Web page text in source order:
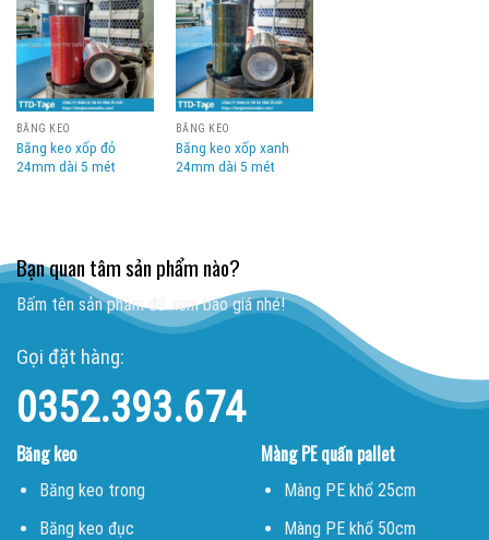
BĂNG KEO
Băng keo xốp đỏ
24mm dài 5 mét
BĂNG KEO
Băng keo xốp xanh
24mm dài 5 mét
Bạn quan tâm sản phẩm nào?
Bấm tên sản phẩm để xem báo giá nhé!
Gọi đặt hàng:
0352.393.674
Băng keo
Băng keo trong
Băng keo đục
Màng PE quấn pallet
Màng PE khổ 25cm
Màng PE khổ 50cm